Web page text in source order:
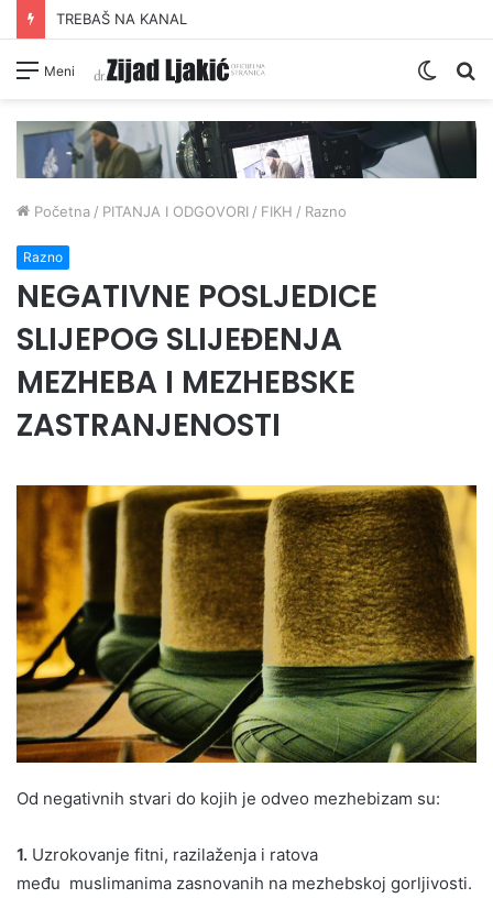
TREBAŠ NA KANAL
Meni
Switch
Početna / PITANJA I ODGOVORI / FIKH / Razno
Razno
NEGATIVNE POSLJEDICE
SLIJEPOG SLIJEĐENJA
MEZHEBA I MEZHEBSKE
ZASTRANJENOSTI
Od negativnih stvari do kojih je odveo mezhebizam su:
1. Uzrokovanje fitni, razilaženja i ratova
među muslimanima zasnovanih na mezhebskoj gorljivosti.